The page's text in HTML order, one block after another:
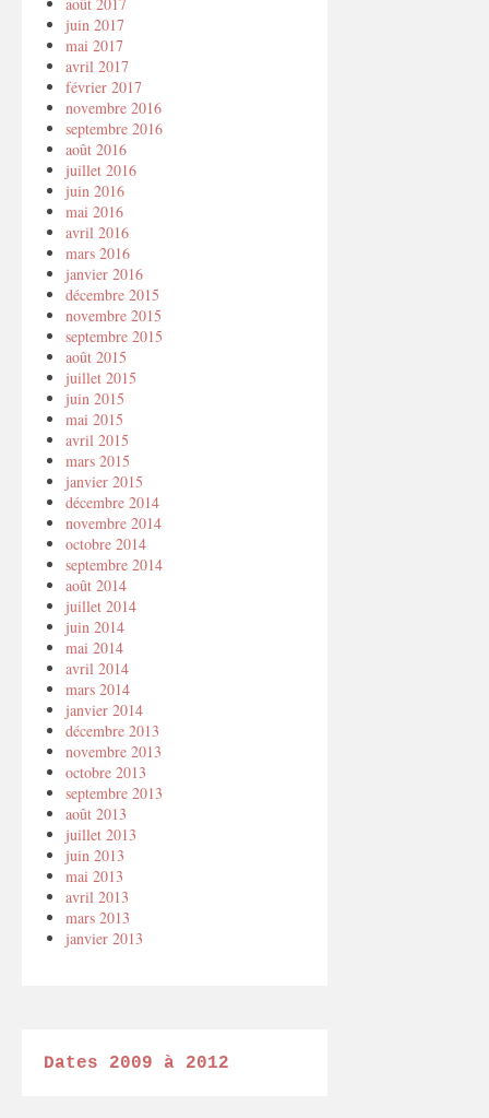
juin 2017
mai 2017
avril 2017
février 2017
novembre 2016
septembre 2016
août 2016
juillet 2016
juin 2016
mai 2016
avril 2016
mars 2016
janvier 2016
décembre 2015
novembre 2015
septembre 2015
août 2015
juillet 2015
juin 2015
mai 2015
avril 2015
mars 2015
janvier 2015
décembre 2014
novembre 2014
octobre 2014
septembre 2014
août 2014
juillet 2014
juin 2014
mai 2014
avril 2014
mars 2014
janvier 2014
décembre 2013
novembre 2013
octobre 2013
septembre 2013
août 2013
juillet 2013
juin 2013
mai 2013
avril 2013
mars 2013
janvier 2013
Dates 2009 à 2012